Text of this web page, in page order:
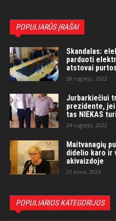
POPULIARŪS ĮRAŠAI
Skandalas:
parduoti
atstovai
28 rugsėjo, 2022
Jurbarkiečiui
prezidente, jei
tas NIEKAS
24 rugsėjo, 2022
Maitvanagių
didelio karo ir
akivaizdoje
21 kovo, 2023
POPULIARIOS KATEGORIJOS